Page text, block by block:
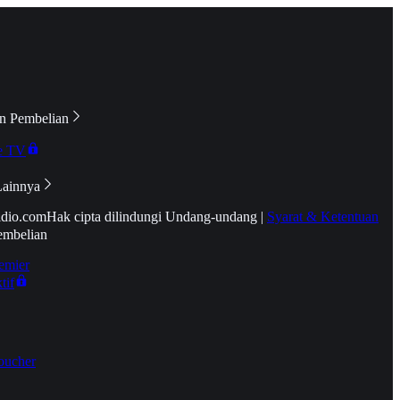
Pembelian
TV
Hak cipta dilindungi Undang-undang | Syarat & Ketentuan